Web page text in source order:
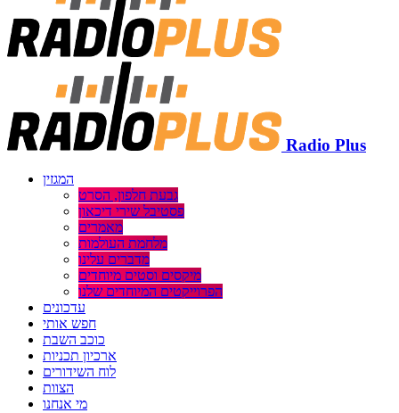
Radio Plus
המגזין
גבעת חלפון, הסרט
פסטיבל שירי דיכאון
מאמרים
מלחמת העולמות
מדברים עלינו
מיקסים וסטים מיוחדים
הפרוייקטים המיוחדים שלנו
עדכונים
חפש אותי
כוכב השבת
ארכיון תכניות
לוח השידורים
הצוות
מי אנחנו